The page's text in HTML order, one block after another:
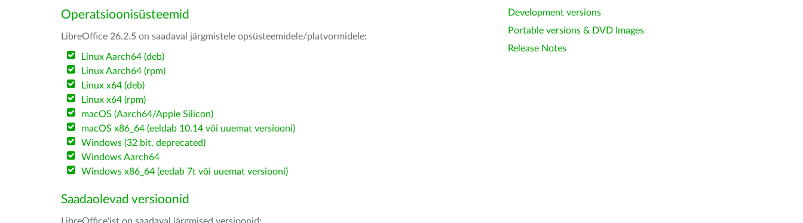
Operatsioonisüsteemid
LibreOffice 26.2.5 on saadaval järgmistele opsüsteemidele/platvormidele:
Linux Aarch64 (deb)
Linux Aarch64 (rpm)
Linux x64 (deb)
Linux x64 (rpm)
macOS (Aarch64/Apple Silicon)
macOS x86_64 (eeldab 10.14 või uuemat versiooni)
Windows (32 bit, deprecated)
Windows Aarch64
Windows x86_64 (eedab 7t või uuemat versiooni)
Saadaolevad versioonid
Development versions
Portable versions & DVD Images
Release Notes